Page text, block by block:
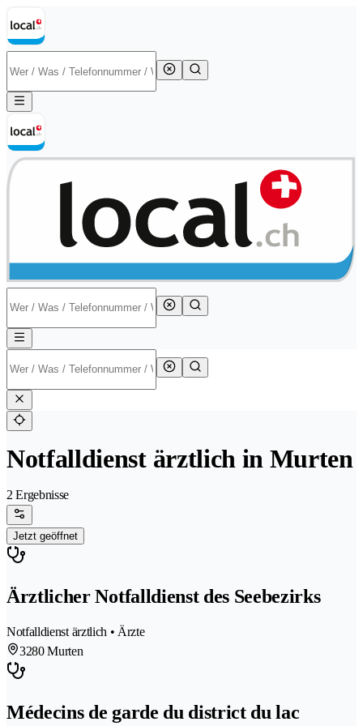
Notfalldienst ärztlich in Murten
2 Ergebnisse
Jetzt geöffnet
Ärztlicher Notfalldienst des Seebezirks
Notfalldienst ärztlich • Ärzte
3280 Murten
Médecins de garde du district du lac